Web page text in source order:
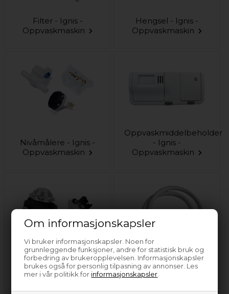
Om informasjonskapsler
Vi bruker informasjonskapsler. Noen for
grunnleggende funksjoner, andre for statistisk bruk og
forbedring av brukeropplevelsen. Informasjonskapsler
brukes også for personlig tilpasning av annonser. Les
mer i vår politikk for informasjonskapsler
Filter - Ignis -
Oppvaskmaskin
Hengsel - Ignis -
Oppvaskmaskin
Nivåmålere - Ignis -
Oppvaskmaskin
Oppvaskmiddelbeholder
- Ignis -
Oppvaskmaskin
Termostat - Ignis -
Oppvaskmaskin
Tilløpsslange - Ignis -
Oppvaskmaskin